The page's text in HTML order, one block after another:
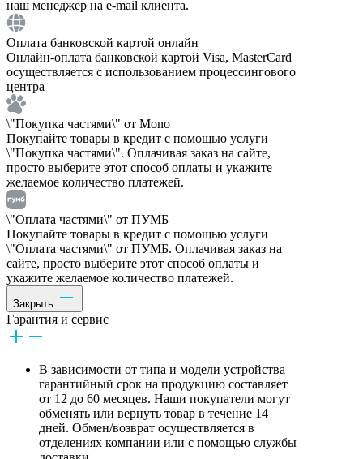
наш менеджер на e-mail клиента.
Оплата банковской картой онлайн
Онлайн-оплата банковской картой Visa, MasterCard
осуществляется с использованием процессингового
центра
\"Покупка частями\" от Mono
Покупайте товары в кредит с помощью услуги
\"Покупка частями\". Оплачивая заказ на сайте,
просто выберите этот способ оплаты и укажите
желаемое количество платежей.
\"Оплата частями\" от ПУМБ
Покупайте товары в кредит с помощью услуги
\"Оплата частями\" от ПУМБ. Оплачивая заказ на
сайте, просто выберите этот способ оплаты и
укажите желаемое количество платежей.
Закрыть
Гарантия и сервис
В зависимости от типа и модели устройства
гарантийный срок на продукцию составляет
от 12 до 60 месяцев. Наши покупатели могут
обменять или вернуть товар в течение 14
дней. Обмен/возврат осуществляется в
отделениях компании или с помощью службы